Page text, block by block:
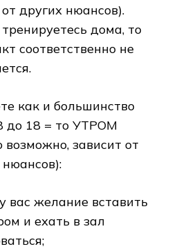
других нюансов).
дома, то
соответственно не
как и большинство
до 18 = то УТРОМ
зависит от
вас желание вставить
и ехать в зал